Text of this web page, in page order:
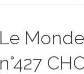
Le
n°427